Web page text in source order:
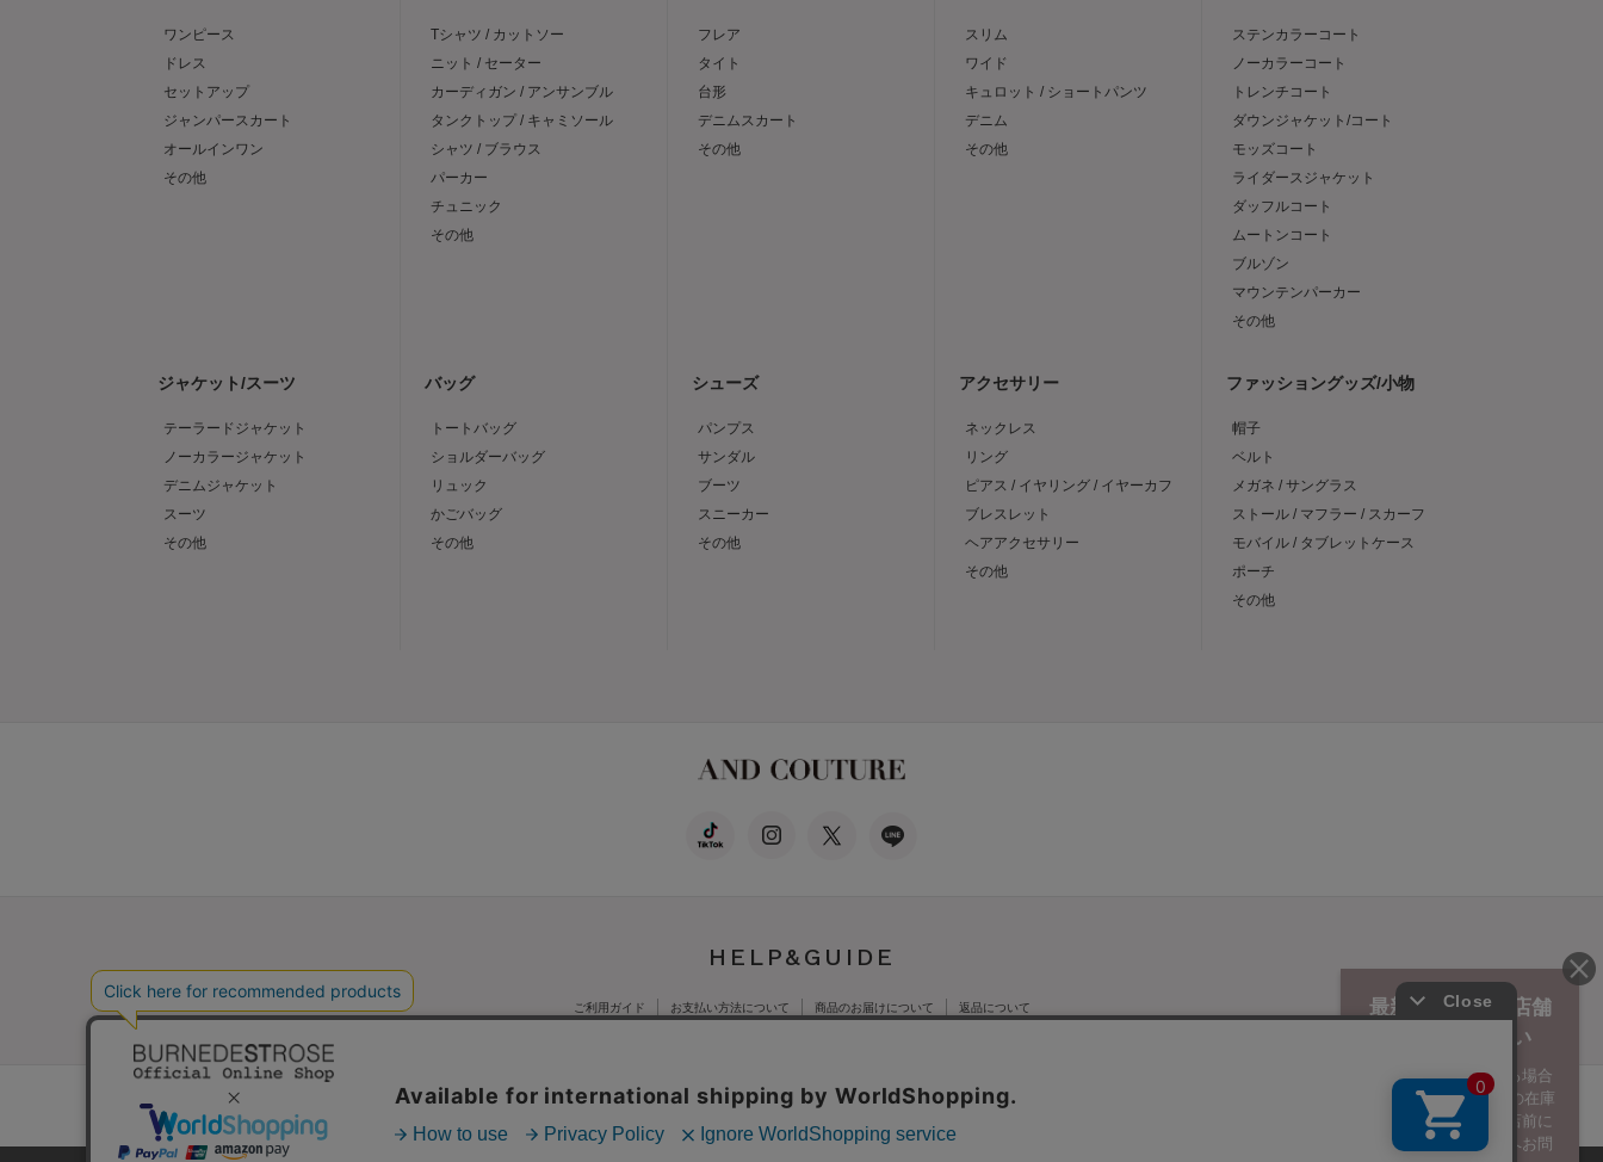
ワンピース
ドレス
セットアップ
ジャンパースカート
オールインワン
その他
Tシャツ / カットソー
ニット / セーター
カーディガン / アンサンブル
タンクトップ / キャミソール
シャツ / ブラウス
パーカー
チュニック
その他
フレア
タイト
台形
デニムスカート
その他
スリム
ワイド
キュロット / ショートパンツ
デニム
その他
ステンカラーコート
ノーカラーコート
トレンチコート
ダウンジャケット/コート
モッズコート
ライダースジャケット
ダッフルコート
ムートンコート
ブルゾン
マウンテンパーカー
その他
ジャケット/スーツ
テーラードジャケット
ノーカラージャケット
デニムジャケット
スーツ
その他
バッグ
トートバッグ
ショルダーバッグ
リュック
かごバッグ
その他
シューズ
パンプス
サンダル
ブーツ
スニーカー
その他
アクセサリー
ネックレス
リング
ピアス / イヤリング / イヤーカフ
ブレスレット
ヘアアクセサリー
その他
ファッショングッズ/小物
帽子
ベルト
メガネ / サングラス
ストール / マフラー / スカーフ
モバイル / タブレットケース
ポーチ
その他
HELP&GUIDE
ご利用ガイド お支払い方法について 商品のお届けについて 返品について
公式オンラインショップご利用規約 メンバーズポイントプログラム規約
最新の在庫数は店舗
へお電話下さい
実際の在庫数と異なる場合
がございます。 最新の在庫
状況についてはご来店前に
必ずお電話にて店舗へお問